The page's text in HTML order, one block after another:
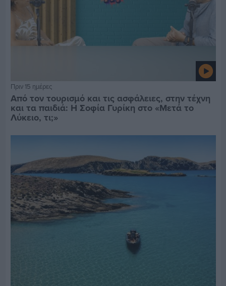
Πριν 15 ημέρες
Από τον τουρισμό και τις ασφάλειες, στην τέχνη
και τα παιδιά: Η Σοφία Γυρίκη στο «Μετά το
Λύκειο, τι;»